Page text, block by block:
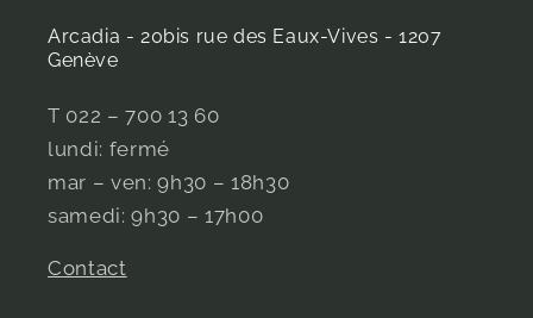
Arcadia - 20bis rue des Eaux-Vives - 1207
Genève
T 022 – 700 13 60
lundi: fermé
mar – ven: 9h30 – 18h30
samedi: 9h30 – 17h00
Contact